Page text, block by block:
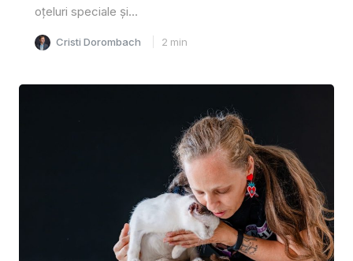
oțeluri speciale și...
Cristi Dorombach 2 min